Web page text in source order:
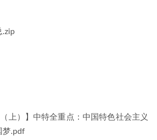
.zip
上）】中特全重点：中国特色社会主义
梦.pdf